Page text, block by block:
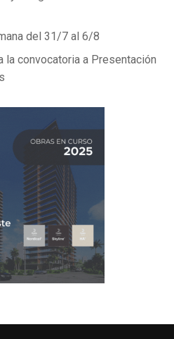
del 31/7 al 6/8
la convocatoria a Presentación